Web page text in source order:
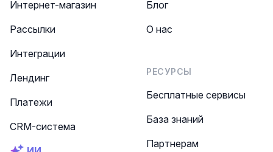
Интернет-магазин
Рассылки
Интеграции
Лендинг
Платежи
CRM-система
Блог
О нас
РЕСУРСЫ
Бесплатные сервисы
База знаний
Партнерам